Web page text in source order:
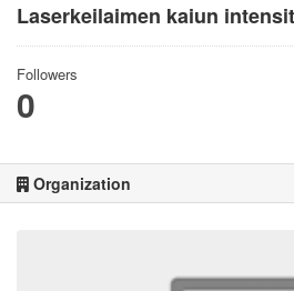
Laserkeilaimen kaiun
Followers
0
Organization